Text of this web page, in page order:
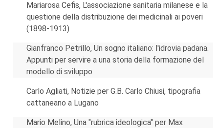
Mariarosa Cefis, L'associazione sanitaria milanese e la
questione della distribuzione dei medicinali ai poveri
(1898-1913)
Gianfranco Petrillo, Un sogno italiano: l'idrovia padana.
Appunti per servire a una storia della formazione del
modello di sviluppo
Carlo Agliati, Notizie per G.B. Carlo Chiusi, tipografia
cattaneano a Lugano
Mario Melino, Una "rubrica ideologica" per Max